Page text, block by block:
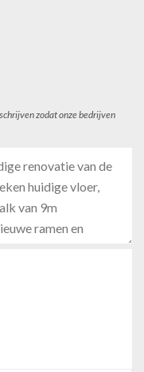
zodat onze bedrijven